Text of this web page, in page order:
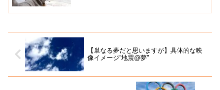
【単なる夢だと思いますが】具体的な映
像イメージ”地震@夢”